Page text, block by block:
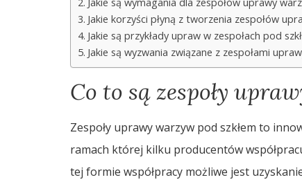
Jakie korzyści płyną z tworzenia zespołów
Jakie są przykłady upraw w zespołach pod
Jakie są wyzwania związane z zespołami
Co to są zespoły
Zespoły uprawy warzyw pod szkłem to
ramach której kilku producentów
tej formie współpracy możliwe jest